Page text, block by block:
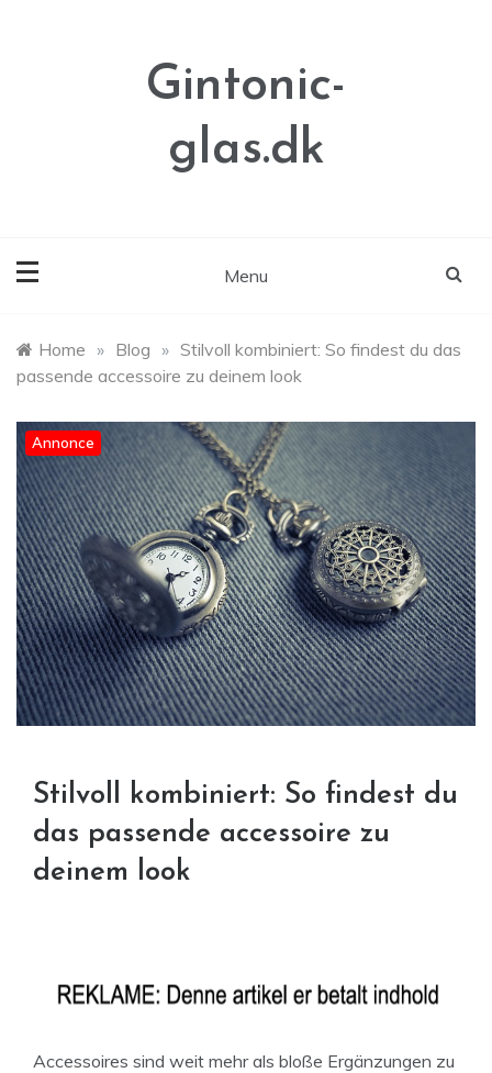
Gintonic-
glas.dk
Menu
Home » Blog » Stilvoll kombiniert: So findest du das
passende accessoire zu deinem look
Annonce
Stilvoll kombiniert: So findest du
das passende accessoire zu
deinem look
Accessoires sind weit mehr als bloße Ergänzungen zu